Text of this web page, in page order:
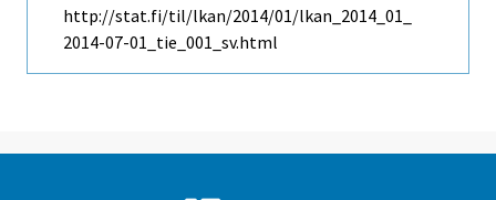
http://stat.fi/til/lkan/2014/01/lkan_2014_01_
2014-07-01_tie_001_sv.html